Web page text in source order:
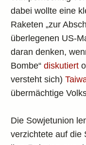
dabei wollte eine
Raketen „zur
überlegenen US-
daran denken,
Bombe“diskutiert
versteht sich)
übermächtige
Die Sowjetunion
verzichtete auf die